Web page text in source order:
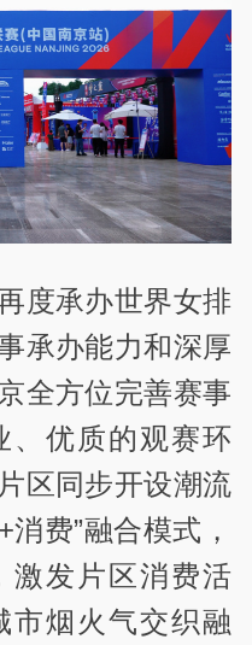
度承办世界女排
承办能力和深厚
全方位完善赛事
、优质的观赛环
区同步开设潮流
费”融合模式，
激发片区消费活
市烟火气交织融